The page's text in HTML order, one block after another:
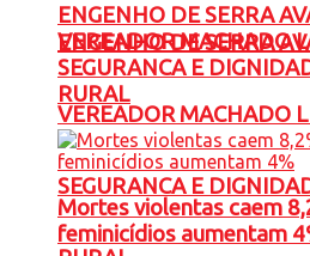
ENGENHO DE SERRA
VEREADOR MACHADO
SEGURANCA E
ENGENHO DE SERRA
VEREADOR MACHADO
SEGURANCA E
RURAL
Mortes violentas caem
feminicídios aumentam